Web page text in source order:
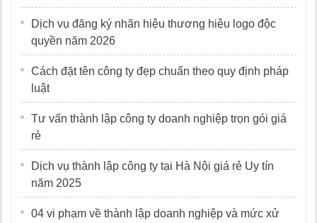
Dịch vụ đăng ký nhãn hiệu thương hiệu logo độc
quyền năm 2026
Cách đặt tên công ty đẹp chuẩn theo quy định pháp
luật
Tư vấn thành lập công ty doanh nghiệp trọn gói giá
rẻ
Dịch vụ thành lập công ty tại Hà Nội giá rẻ Uy tín
năm 2025
04 vi phạm về thành lập doanh nghiệp và mức xử